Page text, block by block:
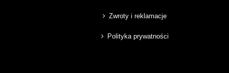
Zwroty i reklamacje
Polityka prywatności